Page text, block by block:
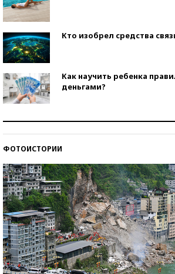
Кто изобрел средства
Как научить ребенка
деньгами?
ФОТОИСТОРИИ